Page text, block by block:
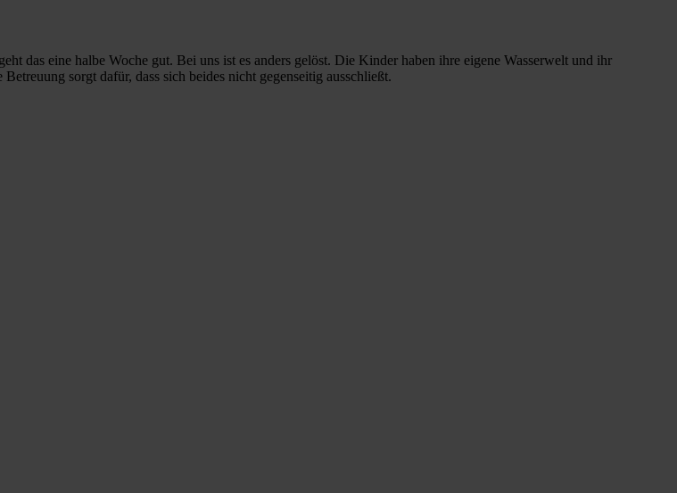
das eine halbe Woche gut. Bei uns ist es anders gelöst. Die Kinder haben ihre eigene Wasserwelt und ihr
sorgt dafür, dass sich beides nicht gegenseitig ausschließt.